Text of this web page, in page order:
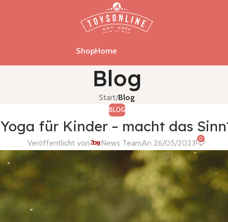
ShopHome
Blog
Start/Blog
BLOG
Yoga für Kinder – macht das
Veröffentlicht von News TeamAn 26/05/2023 0